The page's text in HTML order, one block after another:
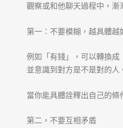
觀察或和他聊天過程中，漸
第一：不要模糊，越具體越
例如「有錢」，可以轉換
並意識到對方是不是對的人
當你能具體詮釋出自己的條
第二，不要互相矛盾